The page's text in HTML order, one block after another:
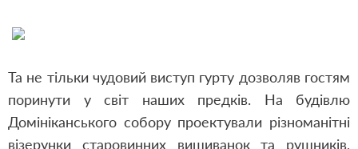
Та не тільки чудовий виступ гурту дозволяв гостям
поринути у світ наших предків. На будівлю
Домініканського собору проектували різноманітні
візерунки старовинних вишиванок та рушників,